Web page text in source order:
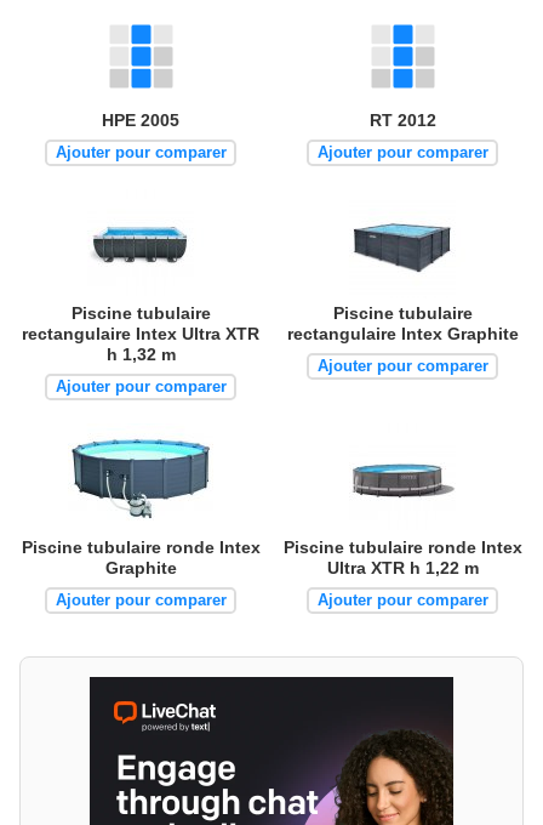
HPE 2005
Ajouter pour comparer
RT 2012
Ajouter pour comparer
Piscine tubulaire
rectangulaire Intex Ultra XTR
h 1,32 m
Ajouter pour comparer
Piscine tubulaire
rectangulaire Intex Graphite
Ajouter pour comparer
Piscine tubulaire ronde Intex
Graphite
Ajouter pour comparer
Piscine tubulaire ronde Intex
Ultra XTR h 1,22 m
Ajouter pour comparer